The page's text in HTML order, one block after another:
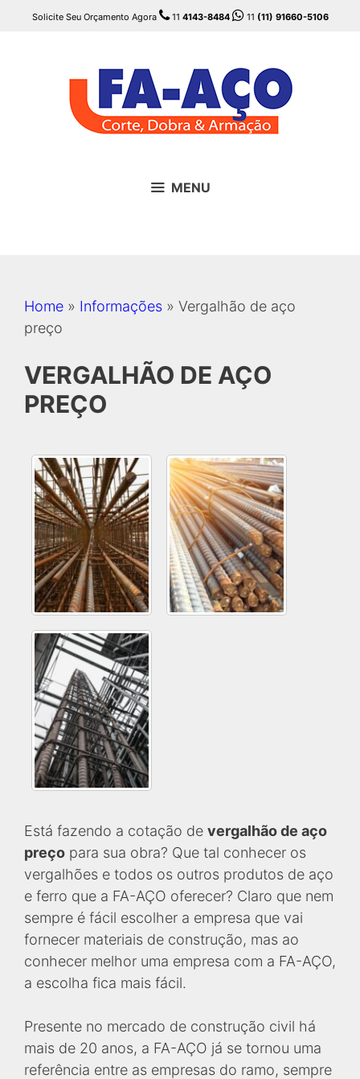
Solicite Seu Orçamento Agora 11 4143-8484 11 (11) 91660-5106
MENU
Home » Informações » Vergalhão de aço
preço
VERGALHÃO DE AÇO
PREÇO
Está fazendo a cotação de vergalhão de aço
preço para sua obra? Que tal conhecer os
vergalhões e todos os outros produtos de aço
e ferro que a FA-AÇO oferecer? Claro que nem
sempre é fácil escolher a empresa que vai
fornecer materiais de construção, mas ao
conhecer melhor uma empresa com a FA-AÇO,
a escolha fica mais fácil.
Presente no mercado de construção civil há
mais de 20 anos, a FA-AÇO já se tornou uma
referência entre as empresas do ramo, sempre